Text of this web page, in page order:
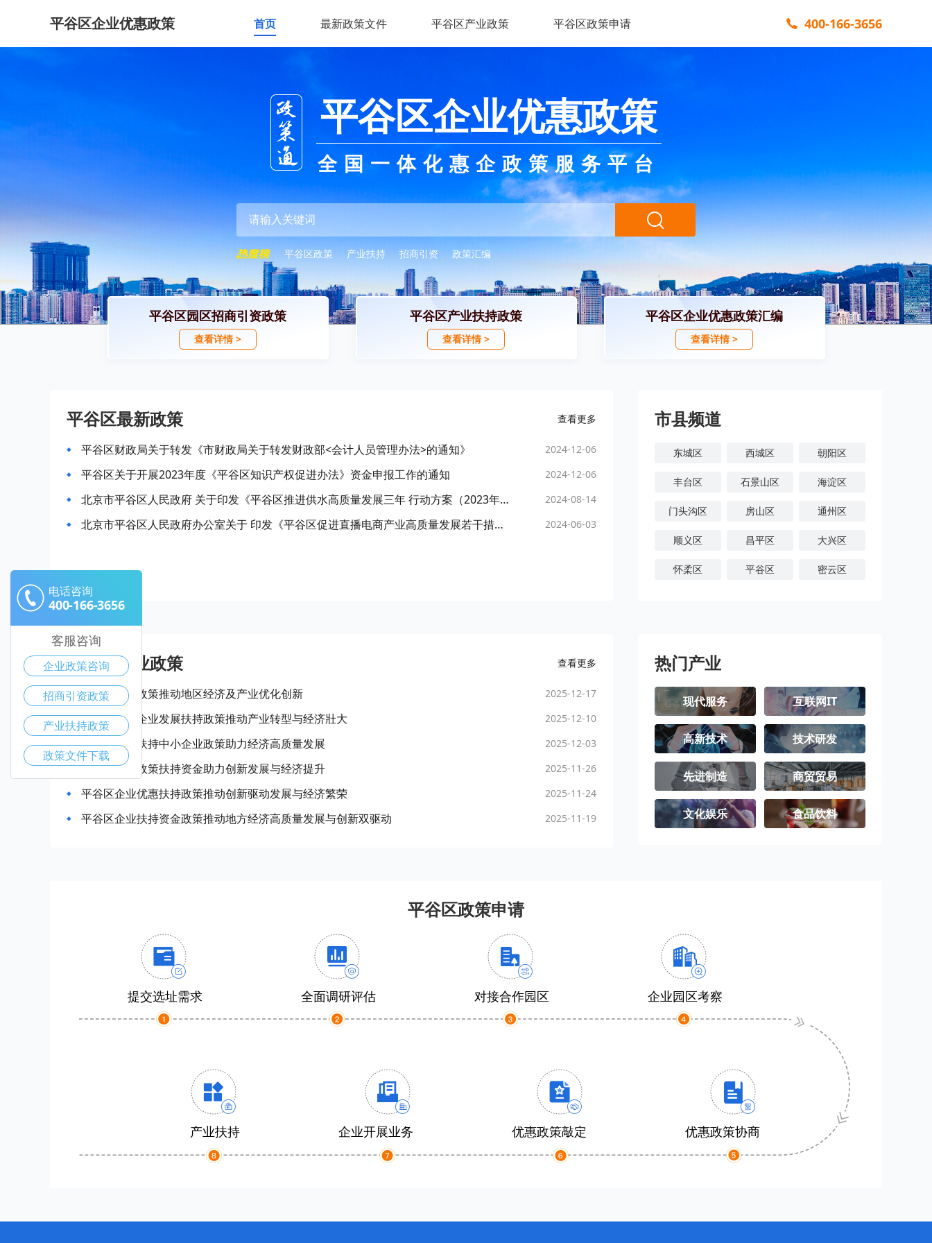
平谷区企业优惠政策 首页 最新政策文件 平谷区产业政策 平谷区政策申请 400-166-3656
平谷区企业优惠政策
全国一体化惠企政策服务平台
平谷区政策 产业扶持 招商引资 政策汇编
平谷区园区招商引资政策
查看详情 >
平谷区产业扶持政策
查看详情 >
平谷区企业优惠政策汇编
查看详情 >
平谷区最新政策 查看更多
平谷区财政局关于转发《市财政局关于转发财政部<会计人员管理办法>的通知》 2024-12-06
平谷区关于开展2023年度《平谷区知识产权促进办法》资金申报工作的通知 2024-12-06
北京市平谷区人民政府 关于印发《平谷区推进供水高质量发展三年 行动方案（2023年2025年）》的通知 2024-08-14
北京市平谷区人民政府办公室关于 印发《平谷区促进直播电商产业高质量发展若干措施（试行）》的通知 2024-06-03
平谷区产业政策 查看更多
平谷区惠企政策推动地区经济及产业优化创新 2025-12-17
平谷区中小企业发展扶持政策推动产业转型与经济壯大 2025-12-10
平谷区政府扶持中小企业政策助力经济高质量发展 2025-12-03
平谷区企业政策扶持资金助力创新发展与经济提升 2025-11-26
平谷区企业优惠扶持政策推动创新驱动发展与经济繁荣 2025-11-24
平谷区企业扶持资金政策推动地方经济高质量发展与创新双驱动 2025-11-19
市县频道
东城区 西城区 朝阳区
丰台区 石景山区 海淀区
门头沟区 房山区 通州区
顺义区 昌平区 大兴区
怀柔区 平谷区 密云区
热门产业
现代服务 互联网IT
高新技术 技术研发
先进制造 商贸贸易
文化娱乐 食品饮料
平谷区政策申请
提交选址需求 全面调研评估 对接合作园区 企业园区考察
产业扶持 企业开展业务 优惠政策敲定 优惠政策协商
电话咨询
400-166-3656
客服咨询
企业政策咨询
招商引资政策
产业扶持政策
政策文件下载